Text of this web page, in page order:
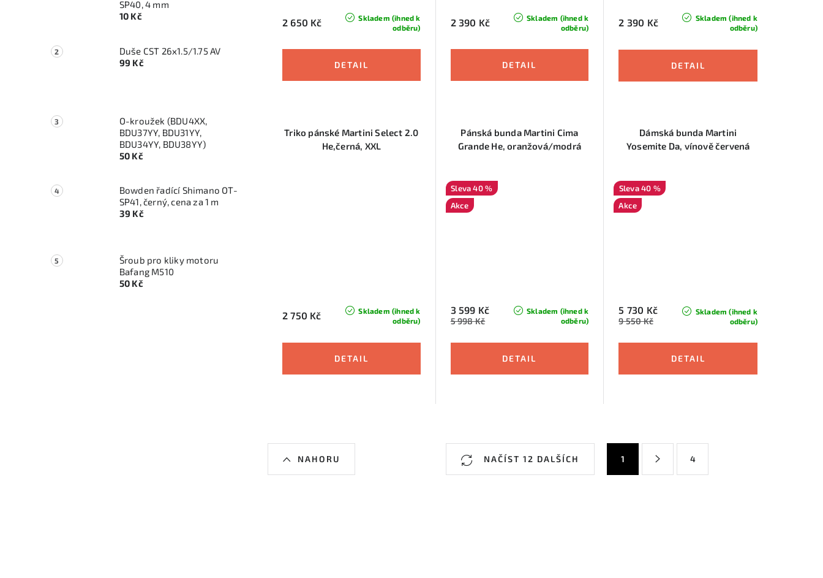
SP40, 4 mm
10 Kč
Duše CST 26x1.5/1.75 AV
99 Kč
O-kroužek (BDU4XX,
BDU37YY, BDU31YY,
BDU34YY, BDU38YY)
50 Kč
Bowden řadící Shimano OT-
SP41, černý, cena za 1 m
39 Kč
Šroub pro kliky motoru
Bafang M510
50 Kč
Skladem (ihned k
odběru)
2 650 Kč
Skladem (ihned k
odběru)
2 390 Kč
Skladem (ihned k
odběru)
2 390 Kč
Triko pánské Martini Select 2.0
He,černá, XXL
Skladem (ihned k
odběru)
2 750 Kč
Pánská bunda Martini Cima
Grande He, oranžová/modrá
40 %
Akce
Skladem (ihned k
odběru)
3 599 Kč
5 998 Kč
Dámská bunda Martini
Yosemite Da, vínově červená
40 %
Akce
Skladem (ihned k
odběru)
5 730 Kč
9 550 Kč
v
NAČÍST 12 DALŠÍCH 1 4
NAHORU